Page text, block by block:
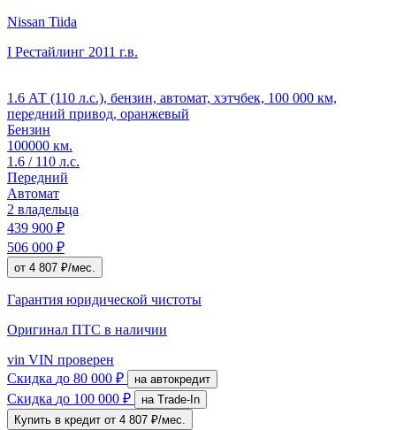
Nissan Tiida
I Рестайлинг 2011 г.в.
1.6 АТ (110 л.с.), бензин, автомат, хэтчбек, 100 000 км,
передний привод, оранжевый
Бензин
100000 км.
1.6 / 110 л.с.
Передний
Автомат
2 владельца
439 900 ₽
506 000 ₽
от 4 807 ₽/мес.
Гарантия юридической чистоты
Оригинал ПТС в наличии
vin VIN проверен
Скидка до 80 000 ₽ на автокредит
Скидка до 100 000 ₽
на Trade-In
Купить в кредит от 4 807 ₽/мес.